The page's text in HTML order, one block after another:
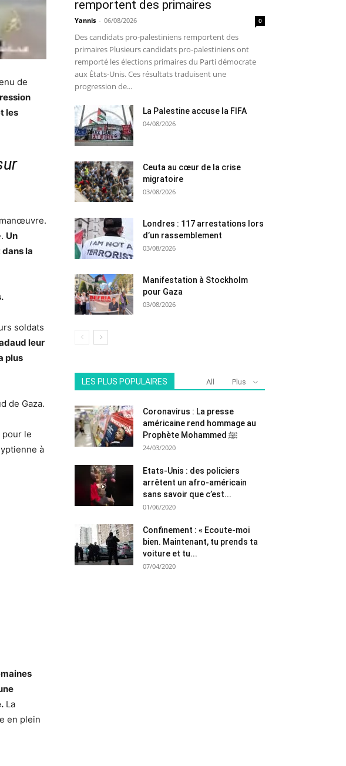
de
les
Un
la
soldats
leur
plus
de Gaza.
pour le
à
La
en plein
remportent des primaires
Yannis - 06/08/2026 0
Des candidats pro-palestiniens remportent des
primaires Plusieurs candidats pro-palestiniens ont
remporté les élections primaires du Parti démocrate
aux États-Unis. Ces résultats traduisent une
progression de...
La Palestine accuse la FIFA
04/08/2026
Ceuta au cœur de la crise
migratoire
03/08/2026
Londres : 117 arrestations lors
d’un rassemblement
03/08/2026
Manifestation à Stockholm
pour Gaza
03/08/2026
LES PLUS POPULAIRES All Plus
Coronavirus : La presse
américaine rend hommage au
Prophète Mohammed ﷺ
24/03/2020
Etats-Unis : des policiers
arrêtent un afro-américain
sans savoir que c’est...
01/06/2020
Confinement : « Ecoute-moi
bien. Maintenant, tu prends ta
voiture et tu...
07/04/2020